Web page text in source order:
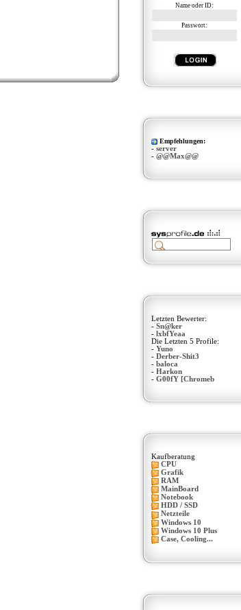
Name oder ID:
Passwort:
Empfehlungen:
- server
- @@Max@@
Letzten Bewerter:
- Sn@ker
- lxbfYeaa
Die Letzten 5 Profile:
- Yuno
- Derber-Shit3
- baloca
- Harkon
- G00fY [Chromeb
Kaufberatung
CPU
Grafik
RAM
MainBoard
Notebook
HDD / SSD
Netzteile
Windows 10
Windows 10 Plus
Case, Cooling...